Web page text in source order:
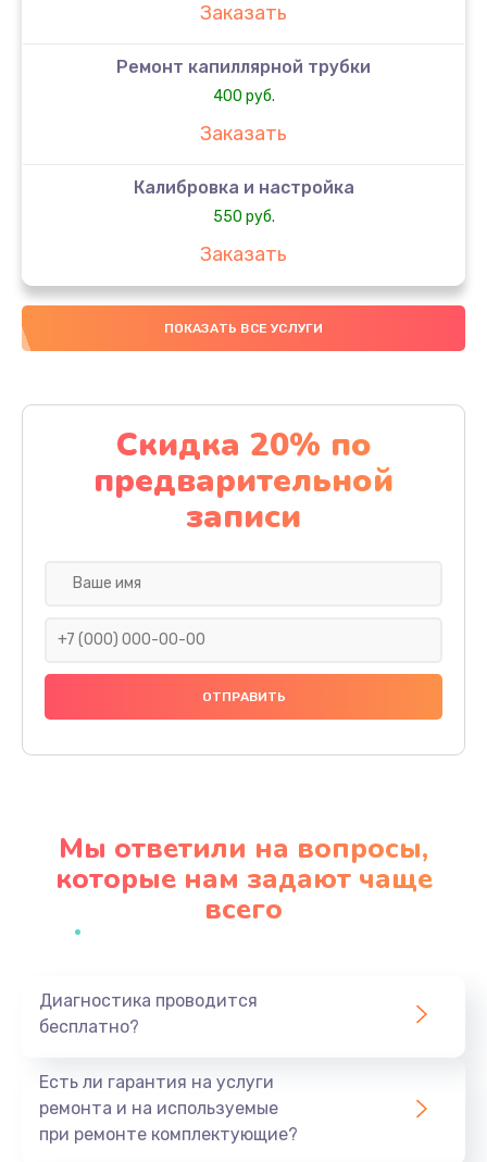
Заказать
Ремонт капиллярной трубки
400 руб.
Заказать
Калибровка и настройка
550 руб.
Заказать
Ремонт датчика синхроимпульсов
1350 руб.
Ремонт оптики
1800 руб.
Заказать
Обновление ПО
400 руб.
Заказать
Замена USB порта
Ремонт встроенного дальномера и других
550 руб.
Заказать
ПОКАЗАТЬ ВСЕ УСЛУГИ
Скидка 20% по
предварительной
записи
Мы ответили на вопросы,
которые нам задают чаще
всего
Диагностика проводится
бесплатно?
Есть ли гарантия на услуги
ремонта и на используемые
при ремонте комплектующие?